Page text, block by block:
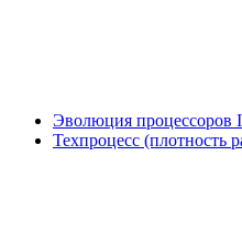
Эволюция процессоров
Техпроцесс (плотность